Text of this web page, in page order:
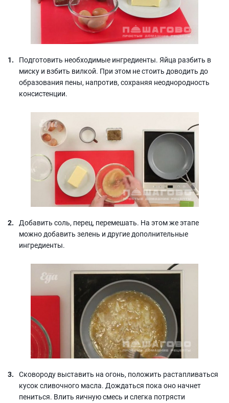
Подготовить необходимые ингредиенты. Яйца разбить в
миску и взбить вилкой. При этом не стоить доводить до
образования пены, напротив, сохраняя неоднородность
консистенции.
Добавить соль, перец, перемешать. На этом же этапе
можно добавить зелень и другие дополнительные
ингредиенты.
Сковороду выставить на огонь, положить растапливаться
кусок сливочного масла. Дождаться пока оно начнет
пениться. Влить яичную смесь и слегка потрясти